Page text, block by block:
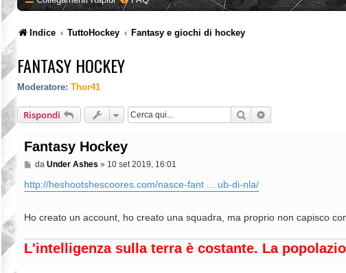
Indice TuttoHockey Fantasy e giochi di hockey
FANTASY HOCKEY
Moderatore: Thor41
Rispondi Cerca
Fantasy Hockey
M
s
s
g
o
da Under Ashes » 10 set 2019, 16:01
http://heshootshescoores.com/nasce-fant ... ub-di-nla/
Ho creato un account, ho creato una squadra, ma proprio non capisco
L'intelligenza sulla terra è costante. La